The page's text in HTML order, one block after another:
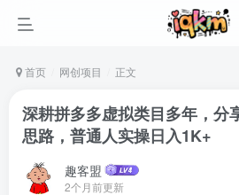
首页 网创项目 正文
深耕拼多多虚拟类目多年，分
思路，普通人实操日入1K+
趣客盟
2个月前更新